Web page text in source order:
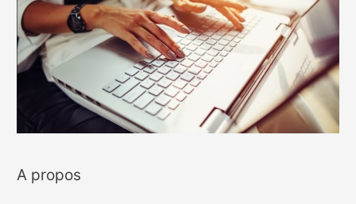
A propos